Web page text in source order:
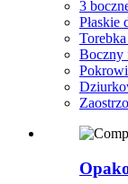
3
Płaskie
Boczny